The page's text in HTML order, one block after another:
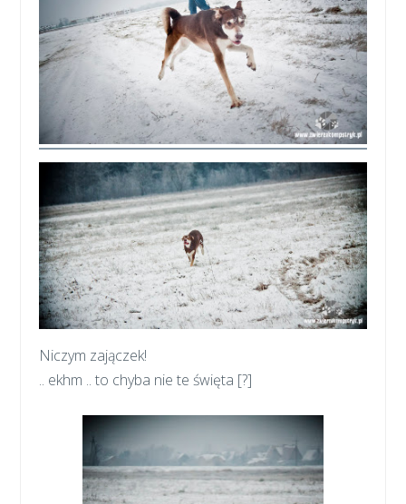
Niczym zajączek!
.. ekhm .. to chyba nie te święta [?]